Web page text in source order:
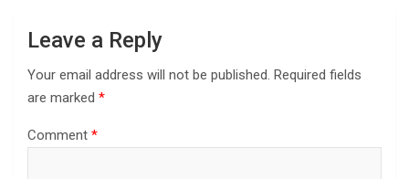
Leave a Reply
Your email address will not be published. Required fields
are marked *
Comment *